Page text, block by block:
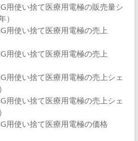
用使い捨て医療用電極の販売量シ
）
用使い捨て医療用電極の売上
用使い捨て医療用電極の売上
用使い捨て医療用電極の売上シェ
用使い捨て医療用電極の売上シェ
用使い捨て医療用電極の価格